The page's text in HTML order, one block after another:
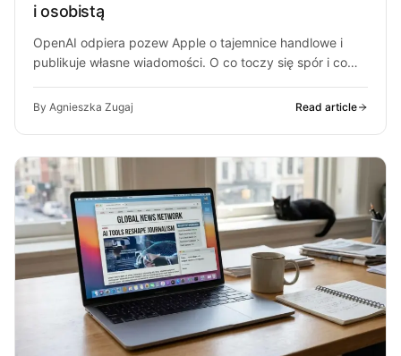
i osobistą
OpenAI odpiera pozew Apple o tajemnice handlowe i
publikuje własne wiadomości. O co toczy się spór i co
By Agnieszka Zugaj Read article